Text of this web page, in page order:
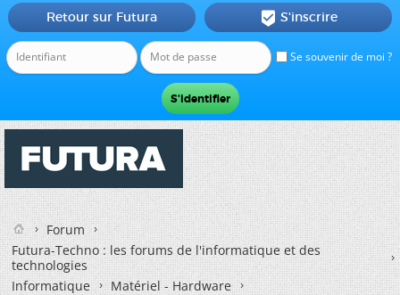
Se souvenir de moi ?
Retour sur Futura  S'inscrire
Forum
Futura-Techno : les forums de l'informatique et des
technologies
Informatique
Matériel - Hardware